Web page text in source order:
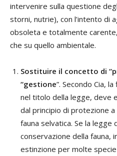
intervenire sulla questione
storni, nutrie), con l’intento di
obsoleta e totalmente
che su quello ambientale.
Sostituire il concetto di
“gestione”. Secondo Cia,
nel titolo della legge, deve
dal principio di protezione
fauna selvatica. Se la legge
conservazione della fauna,
estinzione per molte